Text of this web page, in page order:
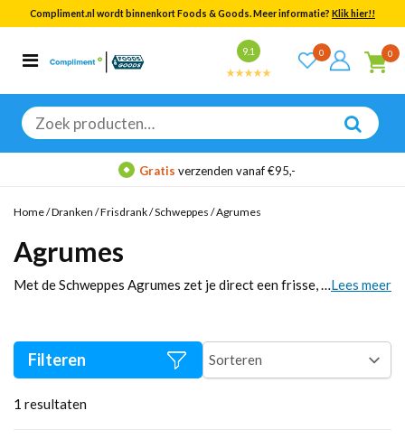
Compliment.nl wordt binnenkort Foods & Goods. Meer informatie? Klik hier!!
9.1 0 0
Zoeken
naar:
Categorieën
Bekijk alle resultaten
Gratis verzenden vanaf €95,-
Home/Dranken /Frisdrank/Schweppes /Agrumes
Agrumes
Met de Schweppes Agrumes zet je direct een frisse, volwassen citrusmix op tafel: sprankelend, niet plakkerig zoet en perfect voor elk moment. Bestel snel voor thuis, kantoor of horeca, kies de verpakking die bij jouw verbruik past en vul je voorraad zonder sjouwen aan. Serveer ‘m ijskoud met een schijfje citrus of gebruik ‘m als mixer voor een borrel met net wat meer klasse. Rond je bestelling vandaag af en proef het verschil.Lees meer
1 resultaten
Filteren